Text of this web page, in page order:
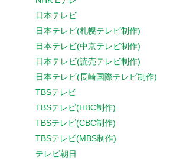
日本テレビ
日本テレビ(札幌テレビ制作)
日本テレビ(中京テレビ制作)
日本テレビ(読売テレビ制作)
日本テレビ(長崎国際テレビ制作)
TBSテレビ
TBSテレビ(HBC制作)
TBSテレビ(CBC制作)
TBSテレビ(MBS制作)
テレビ朝日